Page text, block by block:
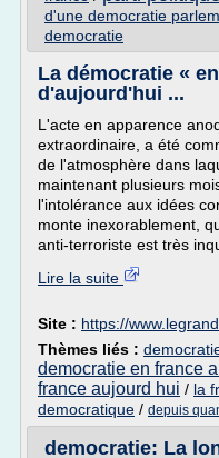
d'une democratie
democratie
La démocratie «
d'aujourd'hui ...
L'acte en apparence
extraordinaire, a été
de l'atmosphère dans
maintenant plusieurs
l'intolérance aux idées
monte inexorablement,
anti-terroriste est très
Lire la suite
Site : https://
Thèmes liés :
democratie en france
france aujourd hui / la
democratique / depuis
democratie: La